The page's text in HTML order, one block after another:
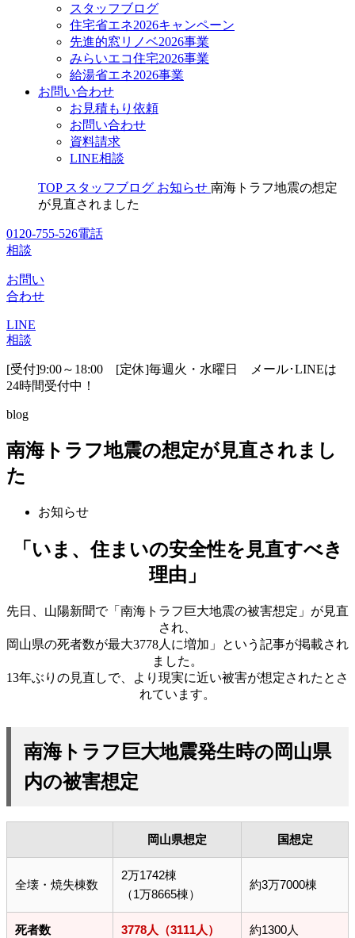
スタッフブログ
住宅省エネ2026キャンペーン
先進的窓リノベ2026事業
みらいエコ住宅2026事業
給湯省エネ2026事業
お問い合わせ
お見積もり依頼
お問い合わせ
資料請求
LINE相談
TOP スタッフブログ お知らせ 南海トラフ地震の想定
が見直されました
0120-755-526電話
相談
お問い
合わせ
LINE
相談
[受付]9:00～18:00 [定休]毎週火・水曜日
メール･LINEは
24時間受付中！
blog
南海トラフ地震の想定が見直されまし
た
お知らせ
「いま、住まいの安全性を見直すべき
理由」
先日、山陽新聞で「南海トラフ巨大地震の被害想定」が見直
され、
岡山県の死者数が最大3778人に増加」という記事が掲載され
ました。
13年ぶりの見直しで、より現実に近い被害が想定されたとさ
れています。
南海トラフ巨大地震発生時の岡山県
内の被害想定
岡山県想定 国想定
全壊・焼失棟数
2万1742棟
（1万8665棟）
約3万7000棟
死者数 3778人（3111人） 約1300人